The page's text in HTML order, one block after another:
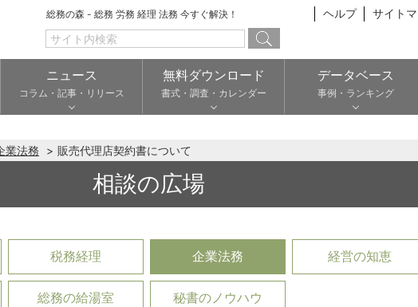
総務の森 - 総務 労務 経理 法務 今すぐ解決！ ヘルプ サイト
ニュース
コラム・記事・リリース
無料ダウンロード
書式・調査・カレンダー
データベース
事例・ランキング
業法務 販売代理店契約書について
相談の広場
税務経理 企業法務 経営の知恵
総務の給湯室 秘書のノウハウ